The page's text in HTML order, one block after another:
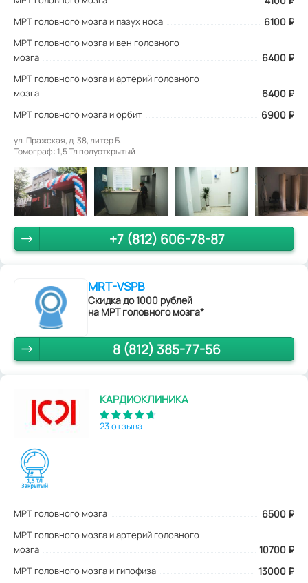
МРТ головного мозга и пазух носа 6100 ₽
МРТ головного мозга и вен головного
мозга
6400 ₽
МРТ головного мозга и артерий головного
мозга
6400 ₽
МРТ головного мозга и орбит 6900 ₽
ул. Пражская, д. 38, литер Б.
Томограф: 1,5 Тл полуоткрытый
+7 (812) 606-78-87
MRT-VSPB
Скидка до 1000 рублей
на МРТ головного мозга*
8 (812) 385-77-56
КАРДИОКЛИНИКА
23 отзыва
МРТ головного мозга 6500 ₽
МРТ головного мозга и артерий головного
мозга
10700 ₽
МРТ головного мозга и гипофиза 13000 ₽